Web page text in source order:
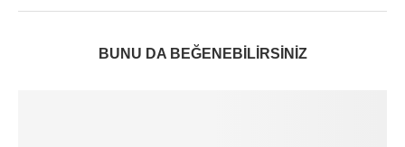
BUNU DA BEĞENEBILIRSINIZ